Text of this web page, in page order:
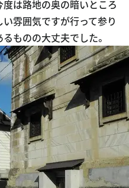
ものの大丈夫でした。